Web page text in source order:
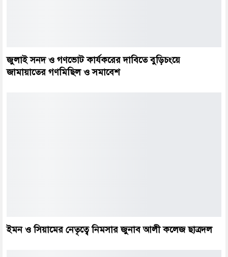
জুলাই সনদ ও গণভোট কার্যকরের দাবিতে বুড়িচংয়ে
জামায়াতের গণমিছিল ও সমাবেশ
ইমন ও সিয়ামের নেতৃত্বে নিমসার জুনাব আলী কলেজ ছাত্রদল